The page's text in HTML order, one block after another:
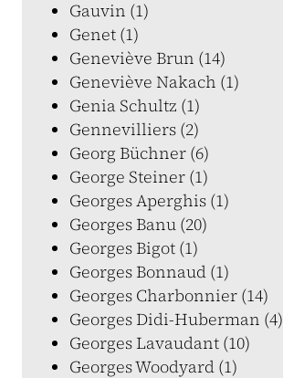
Gauvin (1)
Genet (1)
Geneviève Brun (14)
Geneviève Nakach (1)
Genia Schultz (1)
Gennevilliers (2)
Georg Büchner (6)
George Steiner (1)
Georges Aperghis (1)
Georges Banu (20)
Georges Bigot (1)
Georges Bonnaud (1)
Georges Charbonnier (14)
Georges Didi-Huberman (4)
Georges Lavaudant (10)
Georges Woodyard (1)